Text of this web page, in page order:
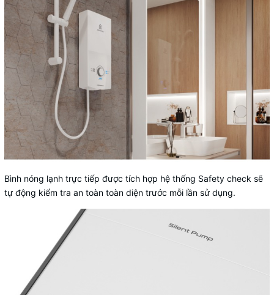
Bình nóng lạnh trực tiếp được tích hợp hệ thống Safety check sẽ
tự động kiểm tra an toàn toàn diện trước mỗi lần sử dụng.